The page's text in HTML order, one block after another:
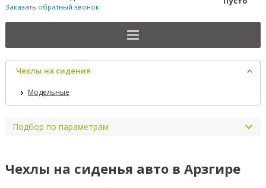
Заказать обратный звонок
Чехлы на сидения
Модельные
Подбор по параметрам
Чехлы на сиденья авто в Арзгире